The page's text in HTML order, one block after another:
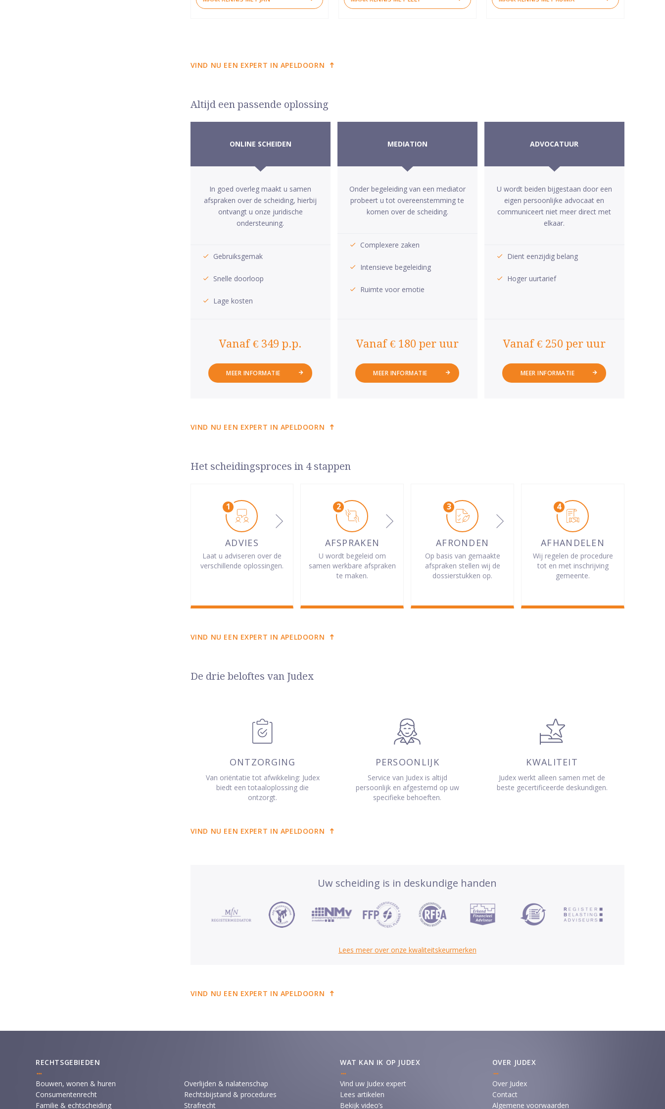
VIND NU EEN EXPERT IN APELDOORN
Altijd een passende oplossing
ONLINE SCHEIDEN
In goed overleg maakt u samen
afspraken over de scheiding, hierbij
ontvangt u onze juridische
ondersteuning.
Gebruiksgemak
Snelle doorloop
Lage kosten
Vanaf € 349 p.p.
MEER INFORMATIE
MEDIATION
Onder begeleiding van een mediator
probeert u tot overeenstemming te
komen over de scheiding.
Complexere zaken
Intensieve begeleiding
Ruimte voor emotie
Vanaf € 180 per uur
MEER INFORMATIE
ADVOCATUUR
U wordt beiden bijgestaan door een
eigen persoonlijke advocaat en
communiceert niet meer direct met
elkaar.
Dient eenzijdig belang
Hoger uurtarief
Vanaf € 250 per uur
MEER INFORMATIE
VIND NU EEN EXPERT IN APELDOORN
Het scheidingsproces in 4 stappen
ADVIES
Laat u adviseren over de
verschillende oplossingen.
AFSPRAKEN
U wordt begeleid om
samen werkbare afspraken
te maken.
AFRONDEN
Op basis van gemaakte
afspraken stellen wij de
dossierstukken op.
AFHANDELEN
Wij regelen de procedure
tot en met inschrijving
gemeente.
VIND NU EEN EXPERT IN APELDOORN
De drie beloftes van Judex
ONTZORGING
Van oriëntatie tot afwikkeling: Judex
biedt een totaaloplossing die
ontzorgt.
PERSOONLIJK
Service van Judex is altijd
persoonlijk en afgestemd op uw
specifieke behoeften.
KWALITEIT
Judex werkt alleen samen met de
beste gecertificeerde deskundigen.
VIND NU EEN EXPERT IN APELDOORN
Uw scheiding is in deskundige handen
Lees meer over onze kwaliteitskeurmerken
VIND NU EEN EXPERT IN APELDOORN
RECHTSGEBIEDEN
Bouwen, wonen & huren
Consumentenrecht
Familie & echtscheiding
Overlijden & nalatenschap
Rechtsbijstand & procedures
Strafrecht
WAT KAN IK OP JUDEX
Vind uw Judex expert
Lees artikelen
Bekijk video’s
OVER JUDEX
Over Judex
Contact
Algemene voorwaarden